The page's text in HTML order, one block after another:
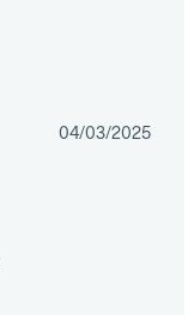
04/03/2025